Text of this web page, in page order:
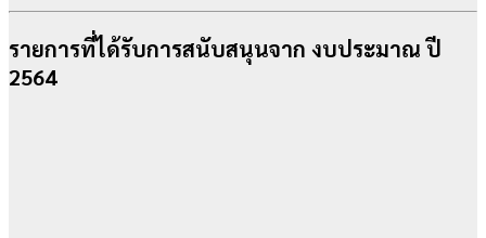
รายการที่ได้รับการสนับสนุนจาก งบประมาณ ปี
2564